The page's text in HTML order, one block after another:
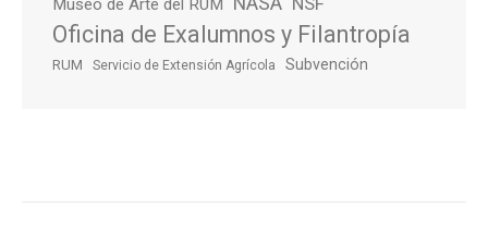
Oficina de Exalumnos y Filantropía
RUM Servicio de Extensión Agrícola Subvención